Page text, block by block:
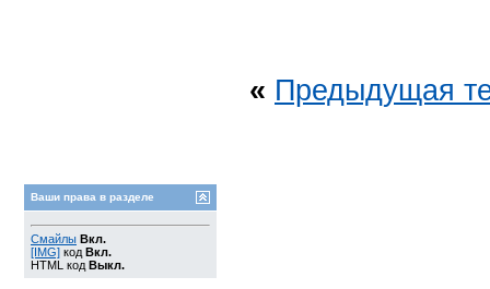
« Предыдущая
Ваши права в разделе
Смайлы Вкл.
[IMG] код Вкл.
HTML код Выкл.